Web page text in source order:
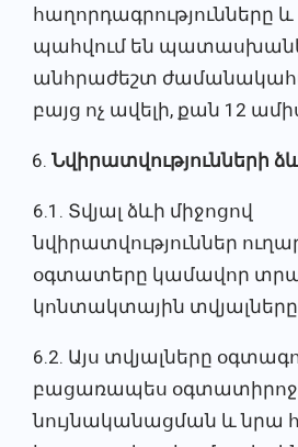
հաղորդագրությունները
պահվում են
անհրաժեշտ
բայց ոչ ավելի, քան 12
Նվիրատվությունների
6.1. Տվյալ ձևի միջոցով
նվիրատվություններ
օգտատերը կամավոր
կոնտակտային
6.2. Այս տվյալները
բացառապես օգտատիրոջ
նույնականացման և նրա